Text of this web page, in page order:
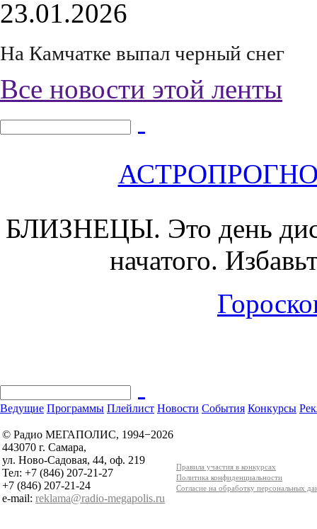
23.01.2026
На Камчатке выпал черный снег
Все новости этой ленты
БЛИЗНЕЦЫ. Это день
начатого.
Ведущие Программы Плейлист Новости События Конкурсы
© Радио МЕГАПОЛИС, 1994−2026
443070 г. Самара,
ул. Ново-Садовая, 44, оф. 219
Тел: +7 (846) 207-21-27
+7 (846) 207-21-24
e-mail: reklama@radio-megapolis.ru
Правила участия в конкурсах
Политика конфиденциальности
Согласие на обработку персональных